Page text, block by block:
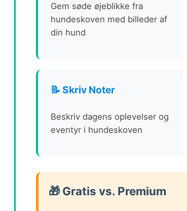
Gem søde øjeblikke fra
hundeskoven med billeder af
din hund
📝 Skriv Noter
Beskriv dagens oplevelser og
eventyr i hundeskoven
🎁 Gratis vs. Premium